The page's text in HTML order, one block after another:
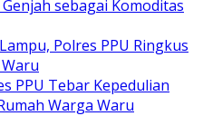
sebagai Komoditas
Polres PPU Ringkus
PPU Tebar Kepedulian
Warga Waru